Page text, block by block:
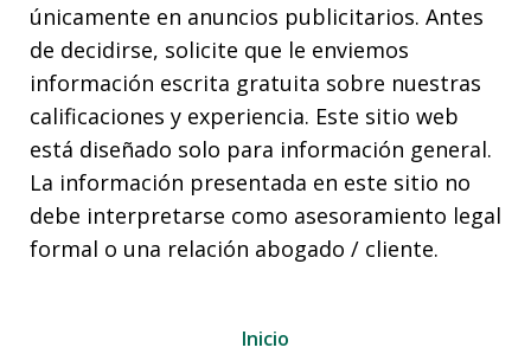
únicamente en anuncios publicitarios. Antes
de decidirse, solicite que le enviemos
información escrita gratuita sobre nuestras
calificaciones y experiencia. Este sitio web
está diseñado solo para información general.
La información presentada en este sitio no
debe interpretarse como asesoramiento legal
formal o una relación abogado / cliente.
Inicio